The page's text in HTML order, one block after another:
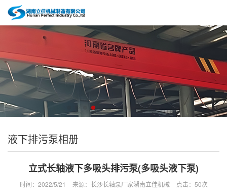
液下排污泵相册
立式长轴液下多吸头排污泵(多吸头液下泵)
时间：2022/5/21 来源：长沙长轴泵厂家湖南立佳机械 点击： 50次